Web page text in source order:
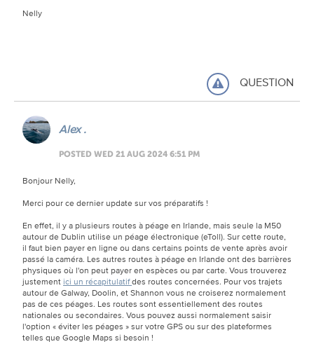
Nelly
QUESTION
Alex .
POSTED WED 21 AUG 2024 6:51 PM
Bonjour Nelly,
Merci pour ce dernier update sur vos préparatifs !
En effet, il y a plusieurs routes à péage en Irlande, mais seule la M50
autour de Dublin utilise un péage électronique (eToll). Sur cette route,
il faut bien payer en ligne ou dans certains points de vente après avoir
passé la caméra. Les autres routes à péage en Irlande ont des barrières
physiques où l'on peut payer en espèces ou par carte. Vous trouverez
justement ici un récapitulatifdes routes concernées. Pour vos trajets
autour de Galway, Doolin, et Shannon vous ne croiserez normalement
pas de ces péages. Les routes sont essentiellement des routes
nationales ou secondaires. Vous pouvez aussi normalement saisir
l'option « éviter les péages » sur votre GPS ou sur des plateformes
telles que Google Maps si besoin !